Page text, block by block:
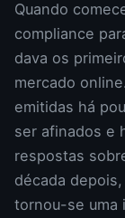
Quando
compliance
dava os
mercado
emitidas há
ser afinados e
respostas
década
tornou-se uma